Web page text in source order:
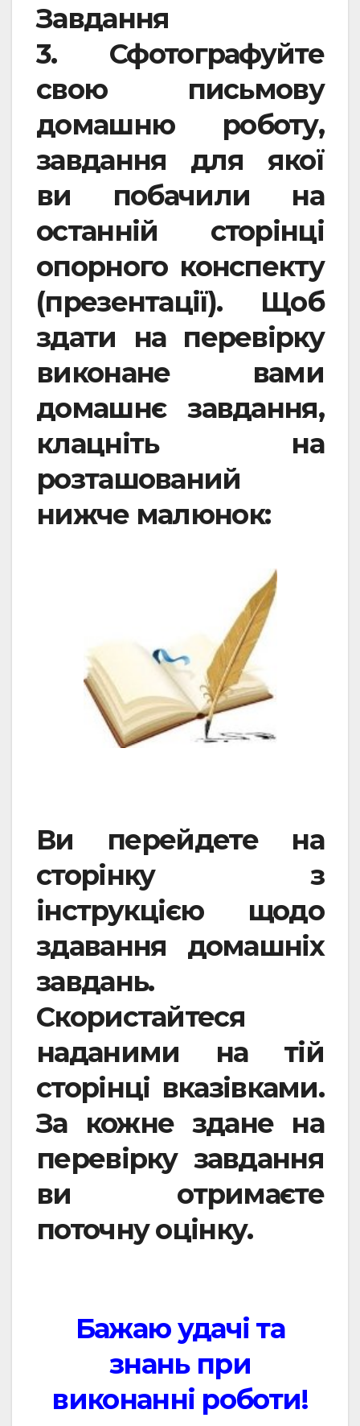
Завдання
3. Сфотографуйте
свою письмову
домашню роботу,
завдання для якої
ви побачили на
останній сторінці
опорного конспекту
(презентації). Щоб
здати на перевірку
виконане вами
домашнє завдання,
клацніть на
розташований
нижче малюнок:
Ви перейдете на
сторінку з
інструкцією щодо
здавання домашніх
завдань.
Скористайтеся
наданими на тій
сторінці вказівками.
За кожне здане на
перевірку завдання
ви отримаєте
поточну оцінку.
Бажаю удачі та
знань при
виконанні роботи!